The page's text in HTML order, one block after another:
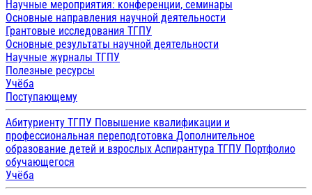
Научные мероприятия: конференции, семинары
Основные направления научной деятельности
Грантовые исследования ТГПУ
Основные результаты научной деятельности
Научные журналы ТГПУ
Полезные ресурсы
Учёба
Поступающему
Абитуриенту ТГПУ Повышение квалификации и
профессиональная переподготовка Дополнительное
образование детей и взрослых Аспирантура ТГПУ Портфолио
обучающегося
Учёба